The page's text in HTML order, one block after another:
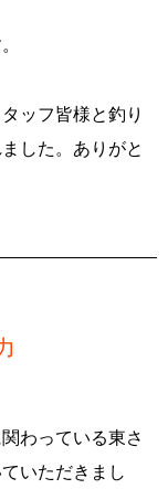
ッフ皆様と釣り
した。ありがと
わっている東さ
いただきまし